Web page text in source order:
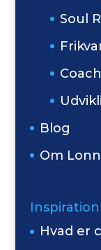
Soul
Blog
Om
Inspiration
Hvad er